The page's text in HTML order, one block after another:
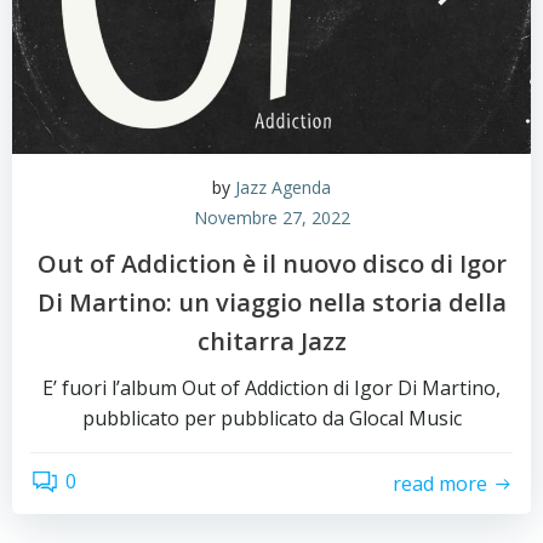
by Jazz Agenda
Novembre 27, 2022
Out of Addiction è il nuovo disco di Igor
Di Martino: un viaggio nella storia della
chitarra Jazz
E’ fuori l’album Out of Addiction di Igor Di Martino,
pubblicato per pubblicato da Glocal Music
0 read more